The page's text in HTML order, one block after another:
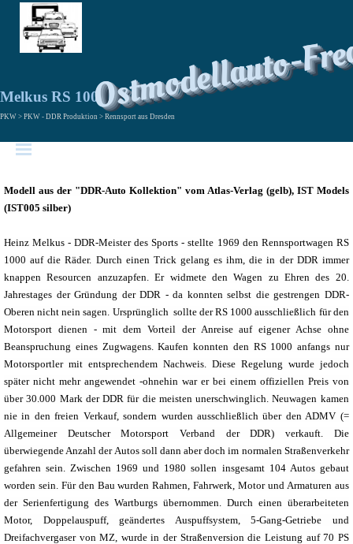
Ostmodellauto-
Melkus RS 1000
PKW > PKW - DDR Produktion > Rennsport aus Dresden
Modell aus der "DDR-Auto Kollektion" vom Atlas-Verlag (gelb), IST Models
(IST005 silber)
Heinz Melkus - DDR-Meister des Sports - stellte 1969 den Rennsportwagen RS
1000 auf die Räder. Durch einen Trick gelang es ihm, die in der DDR immer
knappen Resourcen anzuzapfen. Er widmete den Wagen zu Ehren des 20.
Jahrestages der Gründung der DDR - da konnten selbst die gestrengen DDR-
Oberen nicht nein sagen. Ursprünglich sollte der RS 1000 ausschließlich für den
Motorsport dienen - mit dem Vorteil der Anreise auf eigener Achse ohne
Beanspruchung eines Zugwagens. Kaufen konnten den RS 1000 anfangs nur
Motorsportler mit entsprechendem Nachweis. Diese Regelung wurde jedoch
später nicht mehr angewendet -ohnehin war er bei einem offiziellen Preis von
über 30.000 Mark der DDR für die meisten unerschwinglich. Neuwagen kamen
nie in den freien Verkauf, sondern wurden ausschließlich über den ADMV (=
Allgemeiner Deutscher Motorsport Verband der DDR) verkauft. Die
überwiegende Anzahl der Autos soll dann aber doch im normalen Straßenverkehr
gefahren sein. Zwischen 1969 und 1980 sollen insgesamt 104 Autos gebaut
worden sein. Für den Bau wurden Rahmen, Fahrwerk, Motor und Armaturen aus
der Serienfertigung des Wartburgs übernommen. Durch einen überarbeiteten
Motor, Doppelauspuff, geändertes Auspuffsystem, 5-Gang-Getriebe und
Dreifachvergaser von MZ, wurde in der Straßenversion die Leistung auf 70 PS